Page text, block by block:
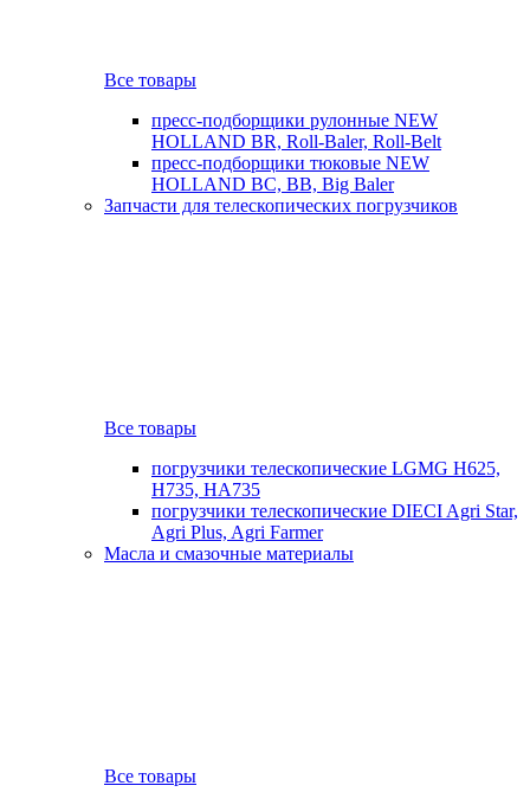
Все товары
пресс-подборщики рулонные NEW
HOLLAND BR, Roll-Baler, Roll-Belt
пресс-подборщики тюковые NEW
HOLLAND BC, BB, Big Baler
Запчасти для телескопических погрузчиков
Все товары
погрузчики телескопические LGMG H625,
H735, HA735
погрузчики телескопические DIECI Agri Star,
Agri Plus, Agri Farmer
Масла и смазочные материалы
Все товары